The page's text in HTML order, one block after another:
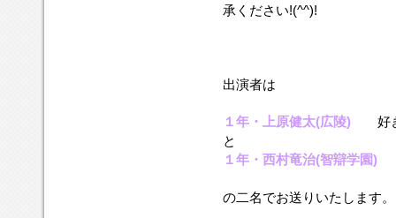
承ください!(^^)!
出演者は
１年・上原健太(広陵)
好
と
１年・西村竜治(智辯学園)
の二名でお送りいたします。